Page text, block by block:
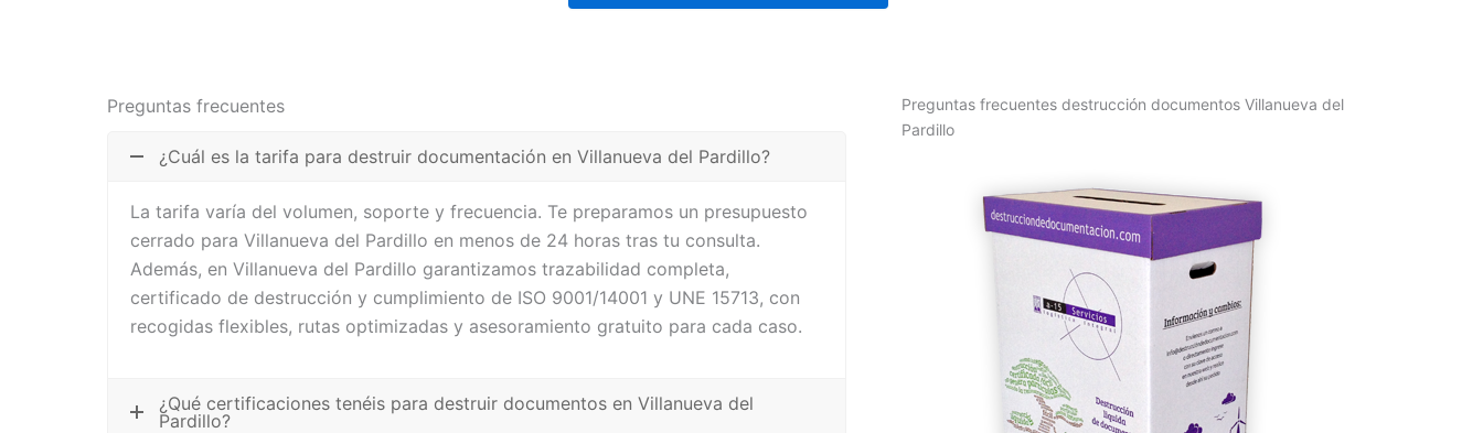
Preguntas frecuentes
¿Cuál es la tarifa para destruir documentación en Villanueva del Pardillo?
La tarifa varía del volumen, soporte y frecuencia. Te preparamos un presupuesto
cerrado para Villanueva del Pardillo en menos de 24 horas tras tu consulta.
Además, en Villanueva del Pardillo garantizamos trazabilidad completa,
certificado de destrucción y cumplimiento de ISO 9001/14001 y UNE 15713, con
recogidas flexibles, rutas optimizadas y asesoramiento gratuito para cada caso.
¿Qué certificaciones tenéis para destruir documentos en Villanueva del
Pardillo?
Preguntas frecuentes destrucción documentos Villanueva del
Pardillo